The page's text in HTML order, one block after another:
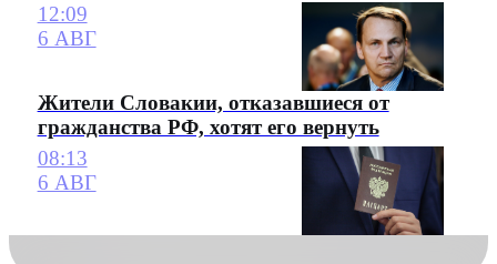
12:09
6 АВГ
Жители Словакии, отказавшиеся от
гражданства РФ, хотят его вернуть
08:13
6 АВГ